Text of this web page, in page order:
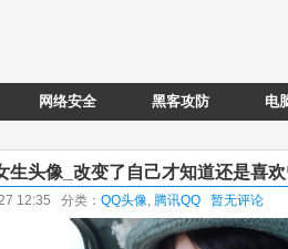
网络安全 黑客攻防 电
生头像_改变了自己才知道还是喜
12:35 分类： QQ头像, 腾讯QQ 暂无评论